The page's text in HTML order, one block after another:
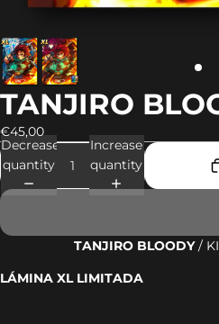
TANJIRO
€45,00
Decrease
quantity
Increase
quantity
TANJIRO BLOODY/
LÁMINA XL LIMITADA